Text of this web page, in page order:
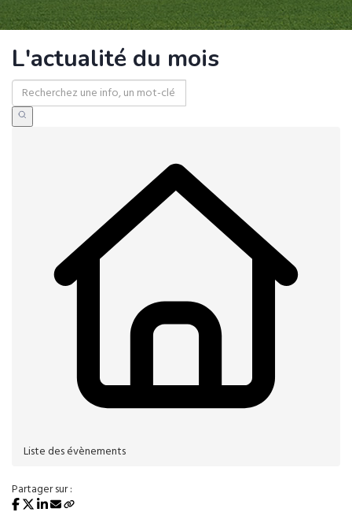
L'actualité du mois
Liste des évènements
Partager sur :